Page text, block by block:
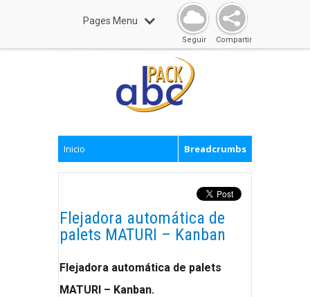
Pages Menu
Compartir
Seguir
Inicio Breadcrumbs
Flejadora automática de
palets MATURI – Kanban
Flejadora automática de palets
MATURI – Kanban.